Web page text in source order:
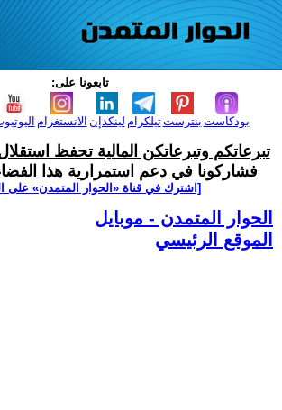
تابعونا على:
الانستغرام لينكدإن تيلكرامبنترست بودكاست
تبرعاتكم وتبرعاتكن المالية تحفظ
فشاركونا في دعم استمرارية هذا
[اشترك في قناة ‫«الحوار المتمدن» على
الحوار المتمدن - موبايل
الموقع الرئيسي